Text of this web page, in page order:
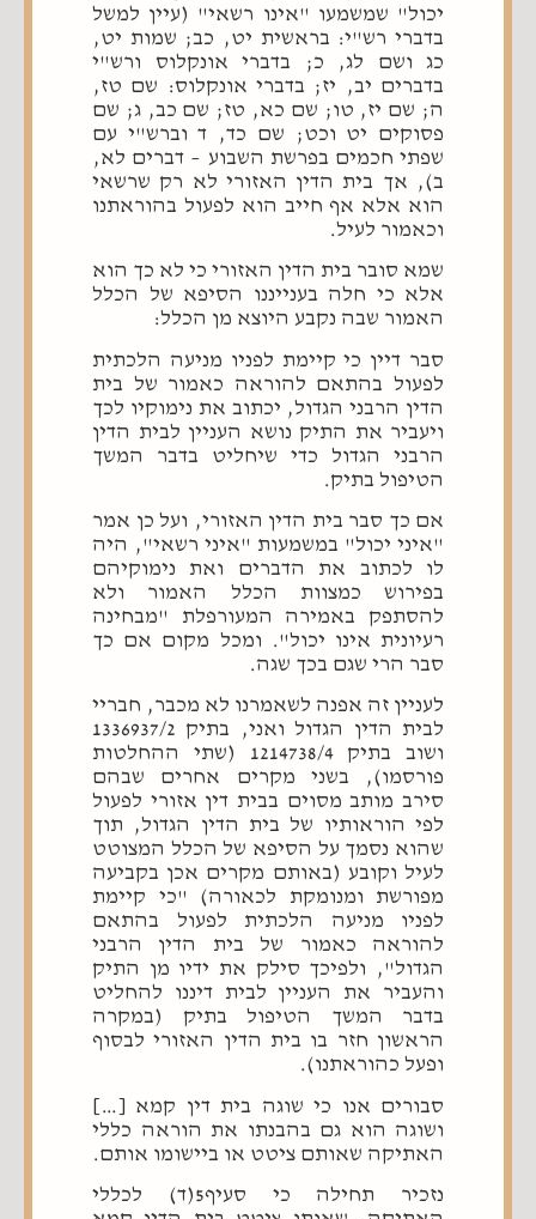
יכול" שמשמעו "אינו רשאי" (עיין למשל
בדברי רש"י: בראשית יט, כב; שמות יט,
כג ושם לג, כ; בדברי אונקלוס ורש"י
בדברים יב, יז; בדברי אונקלוס: שם טז,
ה; שם יז, טו; שם כא, טז; שם כב, ג; שם
פסוקים יט וכט; שם כד, ד וברש"י עם
שפתי חכמים בפרשת השבוע – דברים לא,
ב), אך בית הדין האזורי לא רק שרשאי
הוא אלא אף חייב הוא לפעול בהוראתנו
וכאמור לעיל.
שמא סובר בית הדין האזורי כי לא כך הוא
אלא כי חלה בענייננו הסיפא של הכלל
האמור שבה נקבע היוצא מן הכלל:
סבר דיין כי קיימת לפניו מניעה הלכתית
לפעול בהתאם להוראה כאמור של בית
הדין הרבני הגדול, יכתוב את נימוקיו לכך
ויעביר את התיק נושא העניין לבית הדין
הרבני הגדול כדי שיחליט בדבר המשך
הטיפול בתיק.
אם כך סבר בית הדין האזורי, ועל כן אמר
"איני יכול" במשמעות "איני רשאי", היה
לו לכתוב את הדברים ואת נימוקיהם
בפירוש כמצוות הכלל האמור ולא
להסתפק באמירה המעורפלת "מבחינה
רעיונית אינו יכול". ומכל מקום אם כך
סבר הרי שגם בכך שגה.
לעניין זה אפנה לשאמרנו לא מכבר, חבריי
לבית הדין הגדול ואני, בתיק 1336937/2
ושוב בתיק 1214738/4 (שתי ההחלטות
פורסמו), בשני מקרים אחרים שבהם
סירב מותב מסוים בבית דין אזורי לפעול
לפי הוראותיו של בית הדין הגדול, תוך
שהוא נסמך על הסיפא של הכלל המצוטט
לעיל וקובע (באותם מקרים אכן בקביעה
מפורשת ומנומקת לכאורה) "כי קיימת
לפניו מניעה הלכתית לפעול בהתאם
להוראה כאמור של בית הדין הרבני
הגדול", ולפיכך סילק את ידיו מן התיק
והעביר את העניין לבית דיננו להחליט
בדבר המשך הטיפול בתיק (במקרה
הראשון חזר בו בית הדין האזורי לבסוף
ופעל כהוראתנו).
סבורים אנו כי שוגה בית דין קמא […]
ושוגה הוא גם בהבנתו את הוראה כללי
האתיקה שאותם ציטט או ביישומו אותם.
נזכיר תחילה כי סעיף5(ד) לכללי